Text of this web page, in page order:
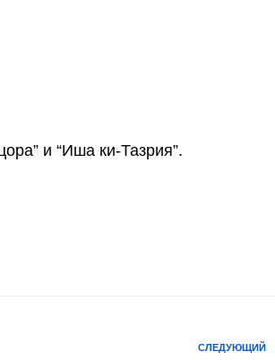
и “Иша ки-Тазрия”.
СЛЕДУЮЩИЙ